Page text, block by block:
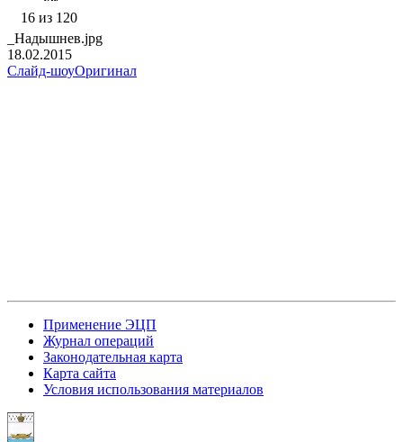
16 из 120
_Надышнев.jpg
18.02.2015
Слайд-шоуОригинал
Применение ЭЦП
Журнал операций
Законодательная карта
Карта сайта
Условия использования материалов